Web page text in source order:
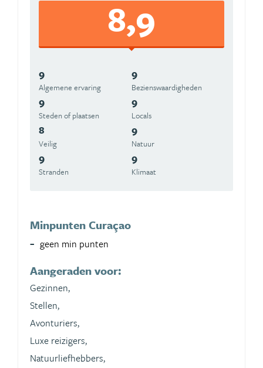
8,9
9
Algemene ervaring
9
Beziens­waardigheden
9
Steden of plaatsen
9
Locals
8
Veilig
9
Natuur
9
Stranden
9
Klimaat
Minpunten Curaçao
geen min punten
Aangeraden voor:
Gezinnen,
Stellen,
Avonturiers,
Luxe reizigers,
Natuurliefhebbers,